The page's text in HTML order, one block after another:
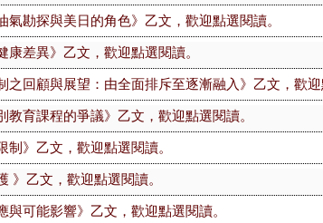
勘探與美日的角色》乙文，歡迎點選閱讀。
差異》乙文，歡迎點選閱讀。
回顧與展望：由全面排斥至逐漸融入》乙文，歡迎
育課程的爭議》乙文，歡迎點選閱讀。
》乙文，歡迎點選閱讀。
》乙文，歡迎點選閱讀。
可能影響》乙文，歡迎點選閱讀。